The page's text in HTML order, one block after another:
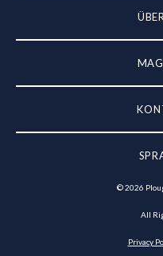
©2026
All
Privacy